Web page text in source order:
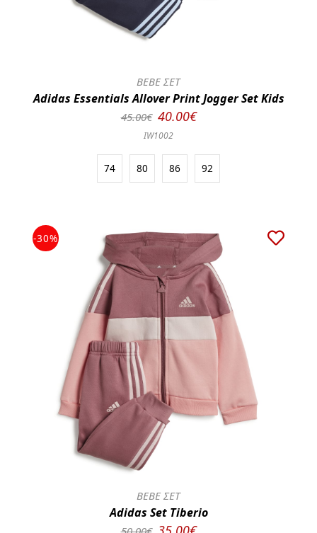
BEBE ΣΕΤ
Adidas Essentials Allover Print Jogger Set Kids
45.00€ 40.00€
IW1002
74 80 86 92
-30%
BEBE ΣΕΤ
Adidas Set Tiberio